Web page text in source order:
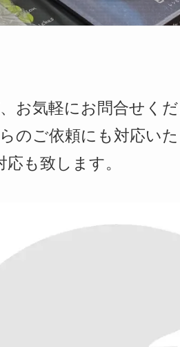
お気軽にお問合せくだ
のご依頼にも対応いた
も致します。